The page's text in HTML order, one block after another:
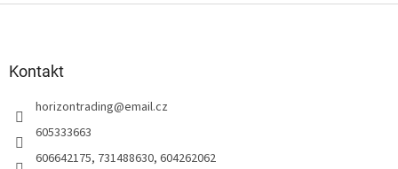
Kontakt
horizontrading@email.cz
605333663
606642175, 731488630, 604262062